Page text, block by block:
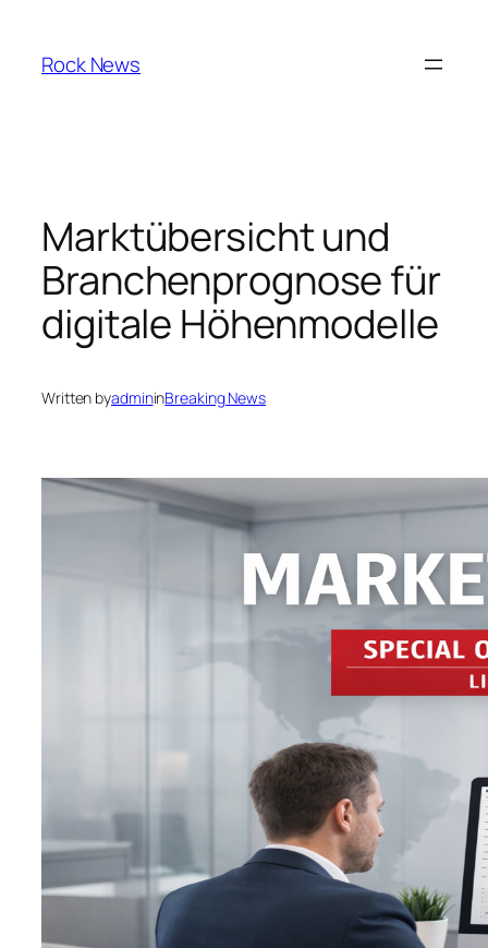
content
Rock News
Marktübersicht und
Branchenprognose für
digitale Höhenmodelle
Written byadmininBreaking News